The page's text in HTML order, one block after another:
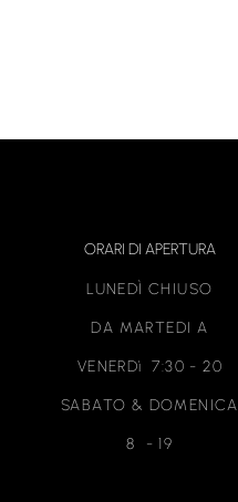
ORARI DI APERTURA
LUNEDÌ CHIUSO
DA MARTEDI A
VENERDì 7:30 - 20
SABATO & DOMENICA
8 - 19